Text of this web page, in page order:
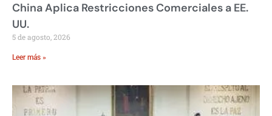
China Aplica Restricciones Comerciales a EE.
UU.
5 de agosto, 2026
Leer más »